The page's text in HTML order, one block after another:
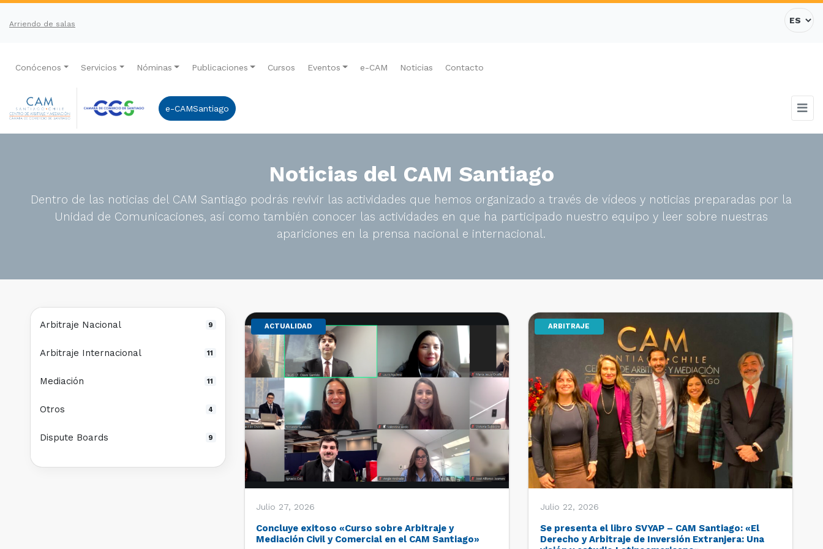
Arriendo de salas
Conócenos Servicios Nóminas Publicaciones Cursos Eventos e-CAM Noticias Contacto
e-CAMSantiago
Noticias del CAM Santiago
Dentro de las noticias del CAM Santiago podrás revivir las actividades que hemos organizado a través de vídeos y noticias preparadas por la
Unidad de Comunicaciones, así como también conocer las actividades en que ha participado nuestro equipo y leer sobre nuestras
apariciones en la prensa nacional e internacional.
ACTUALIDAD
Julio 27, 2026
Concluye exitoso «Curso sobre Arbitraje y
Mediación Civil y Comercial en el CAM Santiago»
ARBITRAJE
Julio 22, 2026
Se presenta el libro SVYAP – CAM Santiago: «El
Derecho y Arbitraje de Inversión Extranjera: Una
Arbitraje Nacional 9
Arbitraje Internacional 11
Mediación 11
Otros 4
Dispute Boards 9